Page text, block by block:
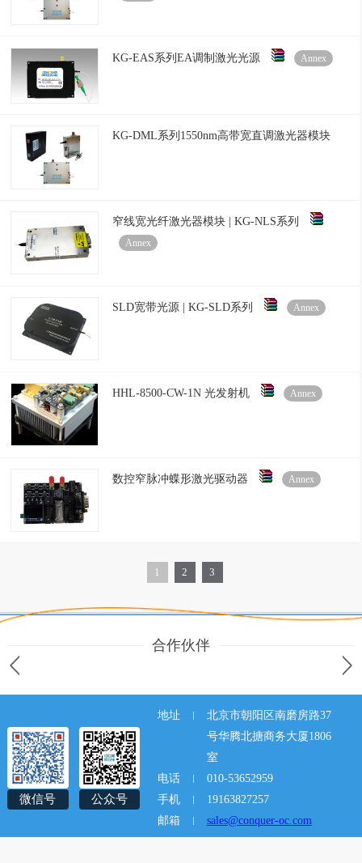
KG-EAS系列EA调制激光光源 Annex
KG-DML系列1550nm高带宽直调激光器模块
窄线宽光纤激光器模块 | KG-NLS系列
Annex
SLD宽带光源 | KG-SLD系列 Annex
HHL-8500-CW-1N 光发射机 Annex
数控窄脉冲蝶形激光驱动器 Annex
1 2 3
合作伙伴
微信号 公众号
地址
北京市朝阳区南磨房路37
号华腾北搪商务大厦1806
室
电话
010-53652959
手机
19163827257
邮箱
sales@conquer-oc.com